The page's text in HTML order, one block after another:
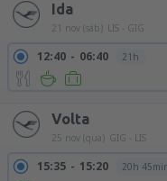
Ida
21 nov (sáb) LIS - GIG
12:40 06:40 21h
Volta
25 nov (qua) GIG - LIS
15:35 15:20 20h